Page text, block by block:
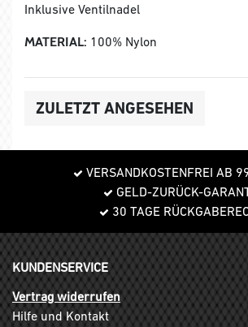
Inklusive Ventilnadel
MATERIAL: 100% Nylon
ZULETZT ANGESEHEN
VERSANDKOSTENFREI AB
GELD-ZURÜCK-
30 TAGE
KUNDENSERVICE
Vertrag widerrufen
Hilfe und Kontakt